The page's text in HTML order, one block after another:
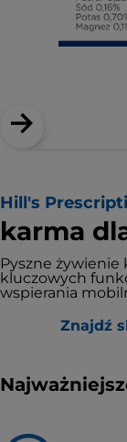
Hill's
karma
Pyszne
kluczowych
wspierania
Znajdź